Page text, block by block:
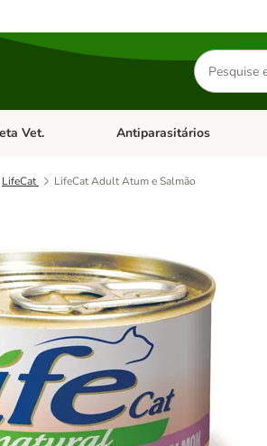
Pesquisar
produtos
Cães
menu de categoria: Gatos
Vet. Abrir menu de categoria:
Antiparasitários
LifeCat LifeCat Adult Atum e Salmão